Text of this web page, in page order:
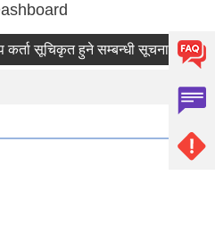
सूचिकृत हुने सम्बन्धी सूचना । RIN